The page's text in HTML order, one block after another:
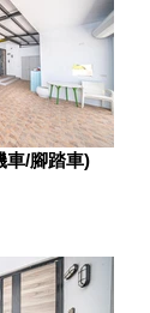
車/腳踏車)